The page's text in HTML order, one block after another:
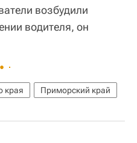
возбудили
водителя, он
края
Приморский край